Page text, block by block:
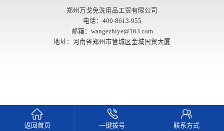
郑州万戈免洗用品工贸有限公司
电话：400-8613-955
邮箱：wangezhiye@163.com
地址：河南省郑州市管城区金城国贸大厦
返回首页 一键拨号 联系方式